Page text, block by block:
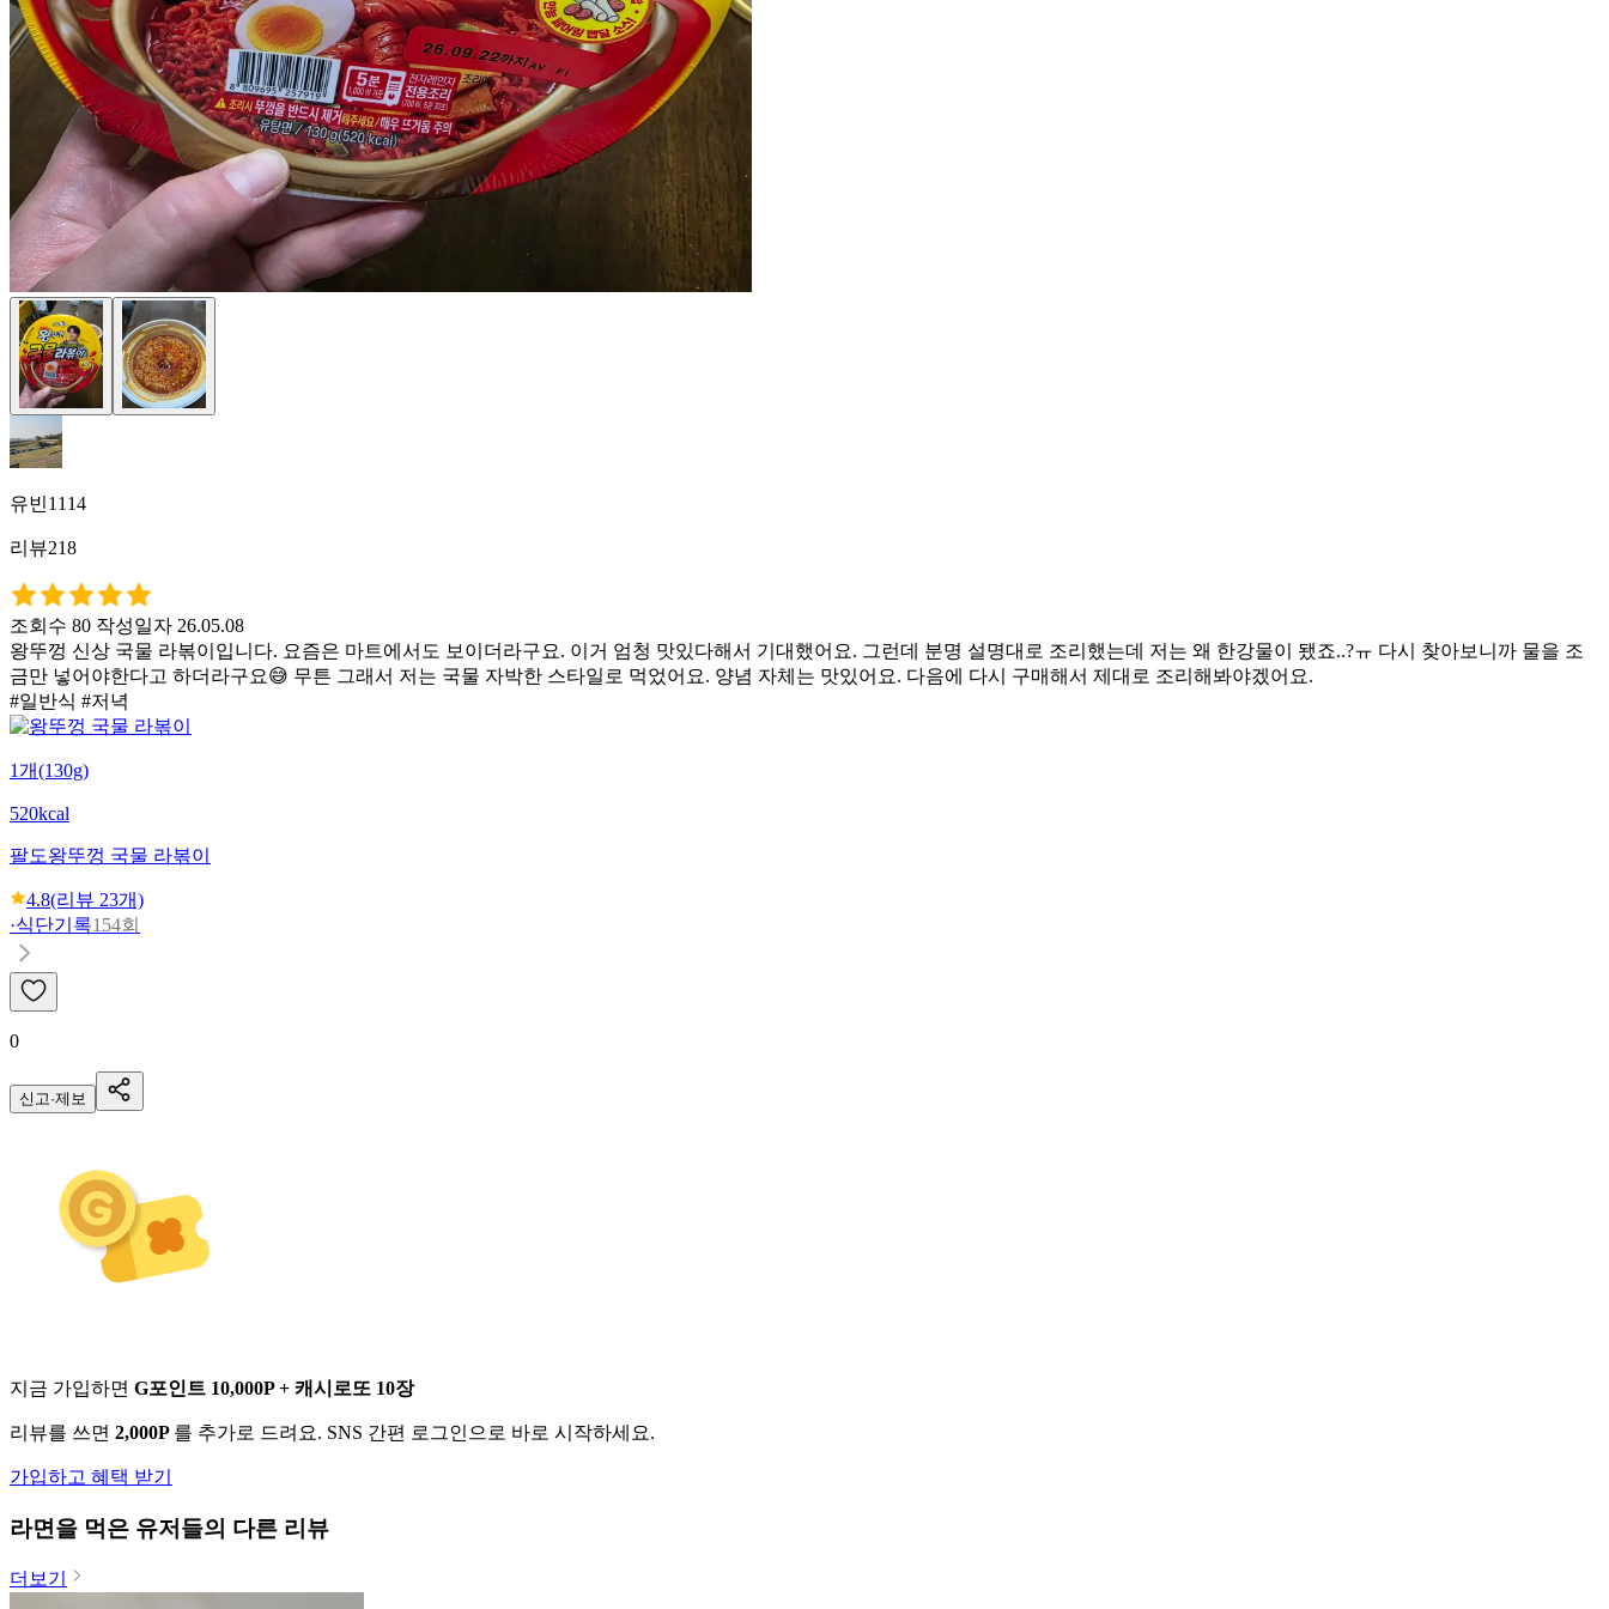
유빈1114
리뷰218
조회수 80 작성일자 26.05.08
왕뚜껑 신상 국물 라볶이입니다. 요즘은 마트에서도 보이더라구요. 이거 엄청 맛있다해서 기대했어요. 그런데 분명 설명대로 조리했는데 저는 왜 한강물이 됐죠..?ㅠ 다시 찾아보니까 물을 조
금만 넣어야한다고 하더라구요😅 무튼 그래서 저는 국물 자박한 스타일로 먹었어요. 양념 자체는 맛있어요. 다음에 다시 구매해서 제대로 조리해봐야겠어요.
#일반식 #저녁
1개(130g)
520kcal
팔도왕뚜껑 국물 라볶이
4.8(리뷰 23개)
·식단기록154회
0
신고·제보
지금 가입하면 G포인트 10,000P + 캐시로또 10장
리뷰를 쓰면 2,000P 를 추가로 드려요. SNS 간편 로그인으로 바로 시작하세요.
가입하고 혜택 받기
라면 을 먹은 유저들의 다른 리뷰
더보기